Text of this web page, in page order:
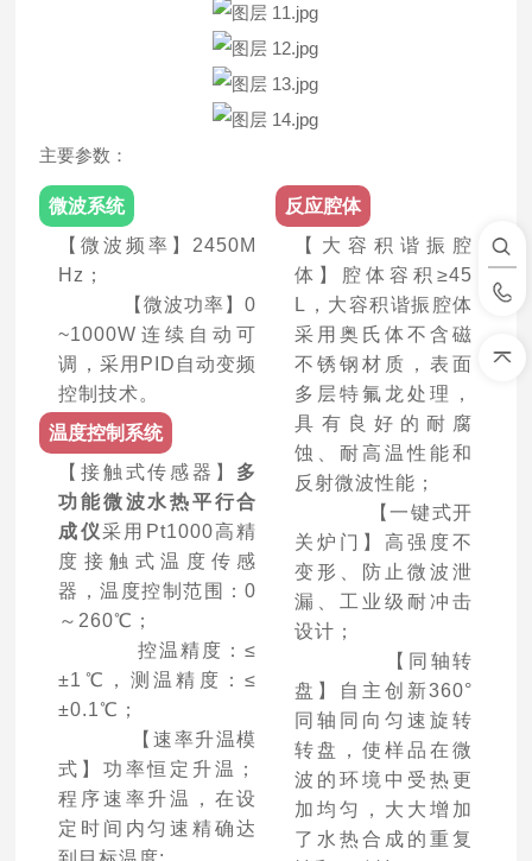
主要参数：
微波系统
【微波频率】2450M
Hz；
【微波功率】0
~1000W连续自动可
调，采用PID自动变频
控制技术。
温度控制系统
【接触式传感器】 多
功能微波水热平行合
成仪采用Pt1000高精
度接触式温度传感
器，温度控制范围：0
～260℃；
控温精度：≤
±1℃，测温精度：≤
±0.1℃；
【速率升温模
式】功率恒定升温；
程序速率升温，在设
定时间内匀速精确达
反应腔体
【大容积谐振腔
体】腔体容积≥45
L，大容积谐振腔体
采用奥氏体不含磁
不锈钢材质，表面
多层特氟龙处理，
具有良好的耐腐
蚀、耐高温性能和
反射微波性能；
【一键式开
关炉门】高强度不
变形、防止微波泄
漏、工业级耐冲击
设计；
【同轴转
盘】自主创新360°
同轴同向匀速旋转
转盘，使样品在微
波的环境中受热更
加均匀，大大增加
了水热合成的重复